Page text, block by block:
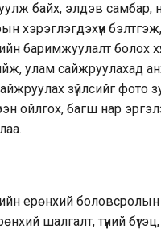
байх, элдэв самбар,
хэрэглэгдэхүүн бэлтгэж,
баримжуулалт болох
улам сайжруулахад
зүйлсийг фото
ойлгох, багш нар
ерөнхий боловсролын
шалгалт, түүний